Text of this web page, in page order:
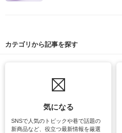
カテゴリから記事を探す
気になる
SNSで人気のトピックや巷で話題の
新商品など、役立つ最新情報を厳選